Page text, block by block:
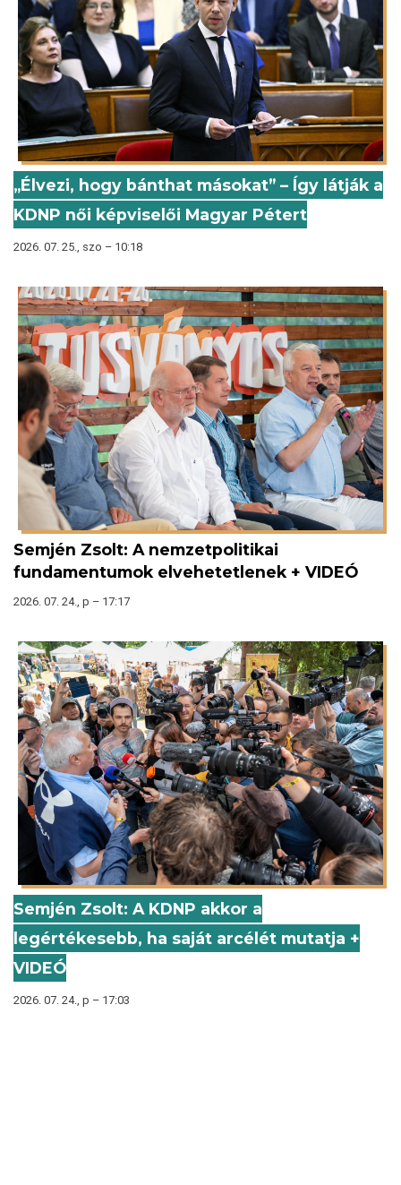
„Élvezi, hogy bánthat másokat” – Így látják a
KDNP női képviselői Magyar Pétert
2026. 07. 25., szo – 10:18
Semjén Zsolt: A nemzetpolitikai
fundamentumok elvehetetlenek + VIDEÓ
2026. 07. 24., p – 17:17
Semjén Zsolt: A KDNP akkor a
legértékesebb, ha saját arcélét mutatja +
VIDEÓ
2026. 07. 24., p – 17:03